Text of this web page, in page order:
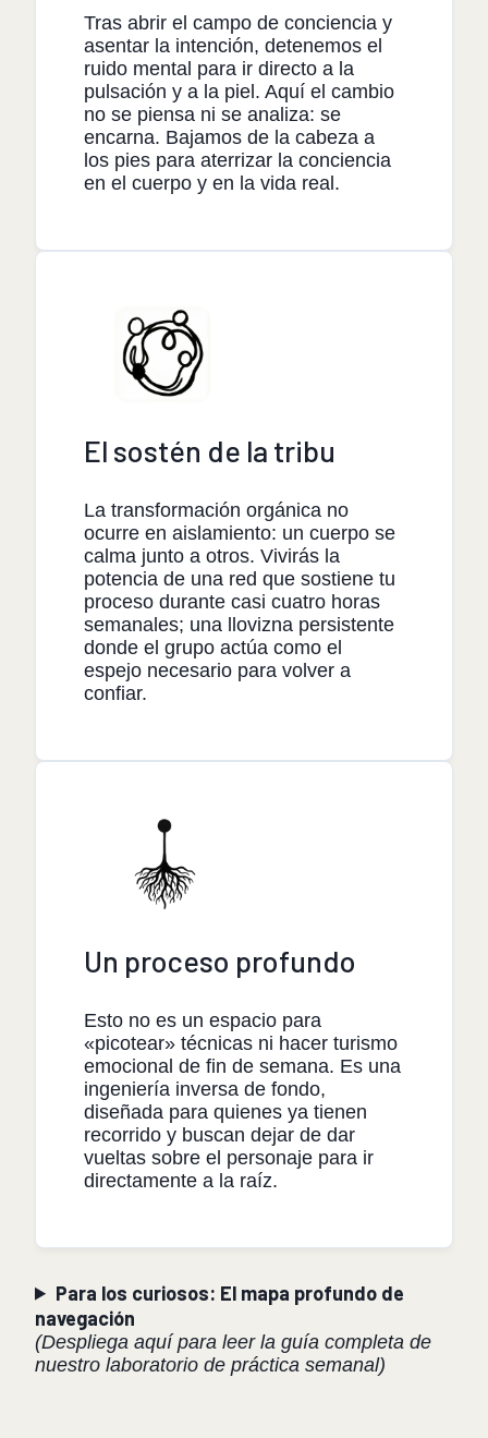
Tras abrir el campo de conciencia y
asentar la intención, detenemos el
ruido mental para ir directo a la
pulsación y a la piel. Aquí el cambio
no se piensa ni se analiza: se
encarna. Bajamos de la cabeza a
los pies para aterrizar la conciencia
en el cuerpo y en la vida real.
El sostén de la tribu
La transformación orgánica no
ocurre en aislamiento: un cuerpo se
calma junto a otros. Vivirás la
potencia de una red que sostiene tu
proceso durante casi cuatro horas
semanales; una llovizna persistente
donde el grupo actúa como el
espejo necesario para volver a
confiar.
Un proceso profundo
Esto no es un espacio para
«picotear» técnicas ni hacer turismo
emocional de fin de semana. Es una
ingeniería inversa de fondo,
diseñada para quienes ya tienen
recorrido y buscan dejar de dar
vueltas sobre el personaje para ir
directamente a la raíz.
Para los curiosos: El mapa profundo de
navegación
(Despliega aquí para leer la guía completa de
nuestro laboratorio de práctica semanal)